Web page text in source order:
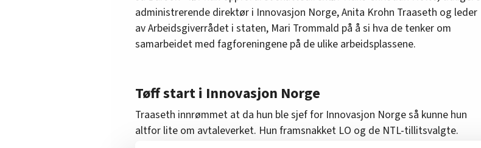
administrerende direktør i Innovasjon Norge, Anita Krohn Traaseth og leder
av Arbeidsgiverrådet i staten, Mari Trommald på å si hva de tenker om
samarbeidet med fagforeningene på de ulike arbeidsplassene.
Tøff start i Innovasjon Norge
Traaseth innrømmet at da hun ble sjef for Innovasjon Norge så kunne hun
altfor lite om avtaleverket. Hun framsnakket LO og de NTL-tillitsvalgte.